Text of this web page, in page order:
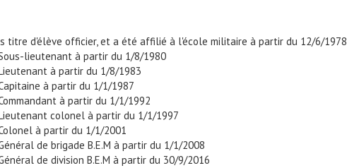
titre d'élève officier, et a été affilié à l'école militaire à partir du 12/6/1978
lieutenant à partir du 1/8/1980
à partir du 1/8/1983
à partir du 1/1/1987
à partir du 1/1/1992
colonel à partir du 1/1/1997
à partir du 1/1/2001
de brigade B.E.M à partir du 1/1/2008
de division B.E.M à partir du 30/9/2016